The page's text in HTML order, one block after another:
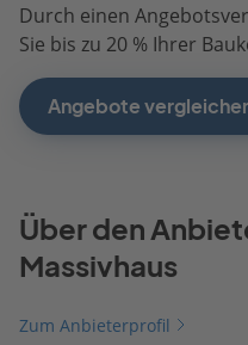
Durch einen
Sie bis zu 20 % Ihrer
Angebote
Über den
Massivhaus
Zum Anbieterprofil